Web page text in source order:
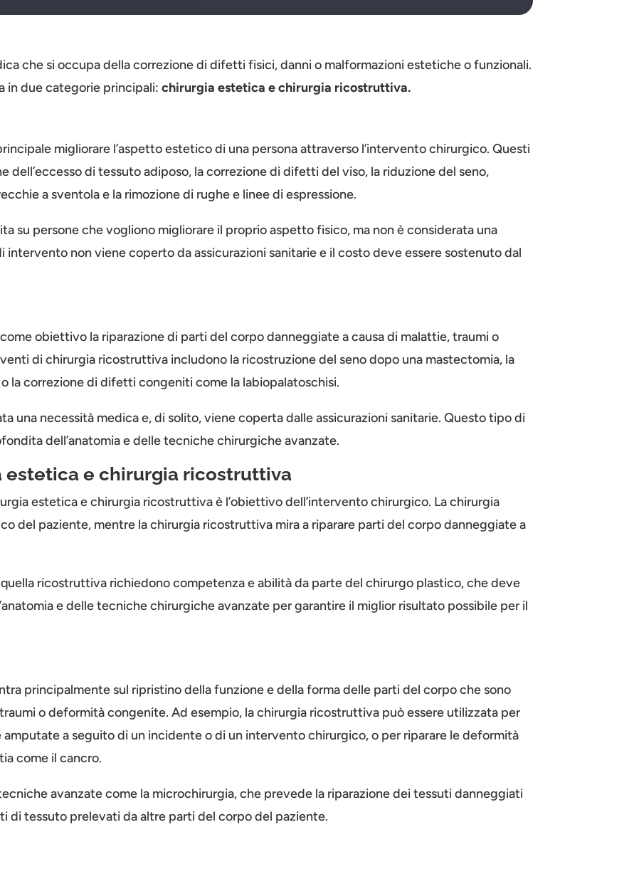
che si occupa della correzione di difetti fisici, danni o malformazioni estetiche o funzionali.
in due categorie principali: chirurgia estetica e chirurgia ricostruttiva.
migliorare l’aspetto estetico di una persona attraverso l’intervento chirurgico. Questi
dell’eccesso di tessuto adiposo, la correzione di difetti del viso, la riduzione del seno,
a sventola e la rimozione di rughe e linee di espressione.
su persone che vogliono migliorare il proprio aspetto fisico, ma non è considerata una
intervento non viene coperto da assicurazioni sanitarie e il costo deve essere sostenuto dal
obiettivo la riparazione di parti del corpo danneggiate a causa di malattie, traumi o
di chirurgia ricostruttiva includono la ricostruzione del seno dopo una mastectomia, la
la correzione di difetti congeniti come la labiopalatoschisi.
una necessità medica e, di solito, viene coperta dalle assicurazioni sanitarie. Questo tipo di
dell’anatomia e delle tecniche chirurgiche avanzate.
estetica e chirurgia ricostruttiva
estetica e chirurgia ricostruttiva è l’obiettivo dell’intervento chirurgico. La chirurgia
del paziente, mentre la chirurgia ricostruttiva mira a riparare parti del corpo danneggiate a
ricostruttiva richiedono competenza e abilità da parte del chirurgo plastico, che deve
e delle tecniche chirurgiche avanzate per garantire il miglior risultato possibile per il
principalmente sul ripristino della funzione e della forma delle parti del corpo che sono
o deformità congenite. Ad esempio, la chirurgia ricostruttiva può essere utilizzata per
a seguito di un incidente o di un intervento chirurgico, o per riparare le deformità
come il cancro.
avanzate come la microchirurgia, che prevede la riparazione dei tessuti danneggiati
di tessuto prelevati da altre parti del corpo del paziente.